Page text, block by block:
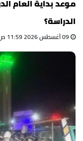
الدراسة؟